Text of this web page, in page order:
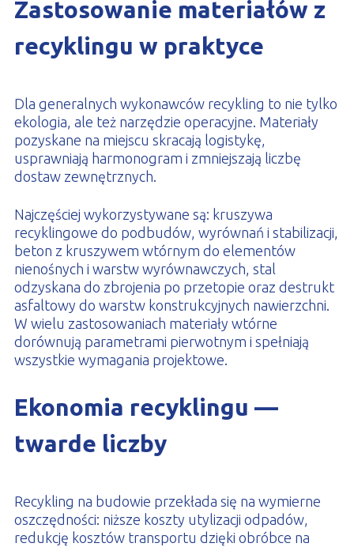
Zastosowanie materiałów z
recyklingu w praktyce
Dla generalnych wykonawców recykling to nie tylko
ekologia, ale też narzędzie operacyjne. Materiały
pozyskane na miejscu skracają logistykę,
usprawniają harmonogram i zmniejszają liczbę
dostaw zewnętrznych.
Najczęściej wykorzystywane są: kruszywa
recyklingowe do podbudów, wyrównań i stabilizacji,
beton z kruszywem wtórnym do elementów
nienośnych i warstw wyrównawczych, stal
odzyskana do zbrojenia po przetopie oraz destrukt
asfaltowy do warstw konstrukcyjnych nawierzchni.
W wielu zastosowaniach materiały wtórne
dorównują parametrami pierwotnym i spełniają
wszystkie wymagania projektowe.
Ekonomia recyklingu —
twarde liczby
Recykling na budowie przekłada się na wymierne
oszczędności: niższe koszty utylizacji odpadów,
redukcję kosztów transportu dzięki obróbce na